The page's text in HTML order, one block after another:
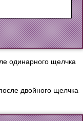
одинарного щелчка
двойного щелчка